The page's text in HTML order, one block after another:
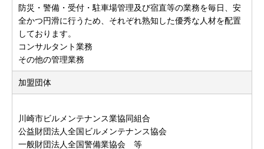
防災・警備・受付・駐車場管理及び宿直等の業務を毎日、安
全かつ円滑に行うため、それぞれ熟知した優秀な人材を配置
しております。
コンサルタント業務
その他の管理業務
加盟団体
川崎市ビルメンテナンス業協同組合
公益財団法人全国ビルメンテナンス協会
一般財団法人全国警備業協会 等